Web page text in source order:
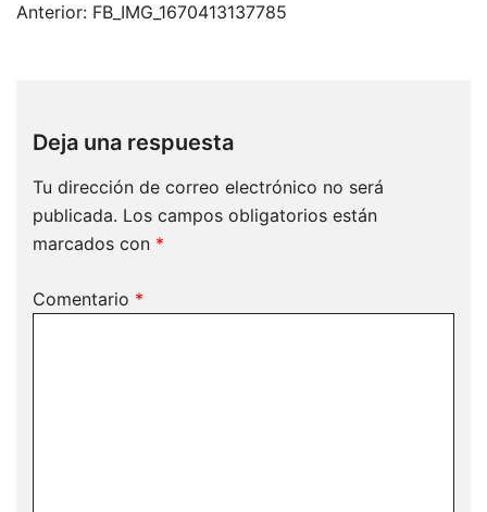
Anterior: FB_IMG_1670413137785
Deja una respuesta
Tu dirección de correo electrónico no será
publicada. Los campos obligatorios están
marcados con *
Comentario *